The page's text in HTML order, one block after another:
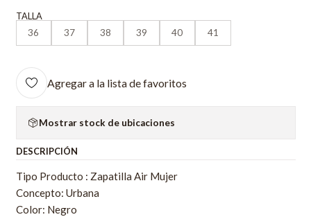
TALLA
36
37 38 39 40 41
Agregar a la lista de favoritos
Mostrar stock de ubicaciones
DESCRIPCIÓN
Tipo Producto : Zapatilla Air Mujer
Concepto: Urbana
Color: Negro